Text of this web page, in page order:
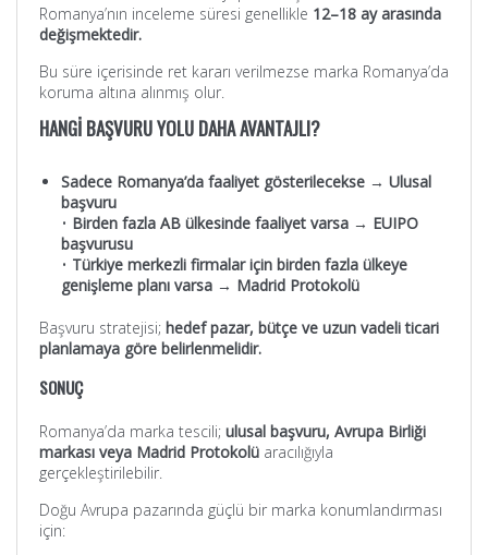
Romanya’nın inceleme süresi genellikle 12–18 ay arasında
değişmektedir.
Bu süre içerisinde ret kararı verilmezse marka Romanya’da
koruma altına alınmış olur.
HANGİ BAŞVURU YOLU DAHA AVANTAJLI?
Sadece Romanya’da faaliyet gösterilecekse → Ulusal
başvuru
• Birden fazla AB ülkesinde faaliyet varsa → EUIPO
başvurusu
• Türkiye merkezli firmalar için birden fazla ülkeye
genişleme planı varsa → Madrid Protokolü
Başvuru stratejisi; hedef pazar, bütçe ve uzun vadeli ticari
planlamaya göre belirlenmelidir.
SONUÇ
Romanya’da marka tescili; ulusal başvuru, Avrupa Birliği
markası veya Madrid Protokolü aracılığıyla
gerçekleştirilebilir.
Doğu Avrupa pazarında güçlü bir marka konumlandırması
için: